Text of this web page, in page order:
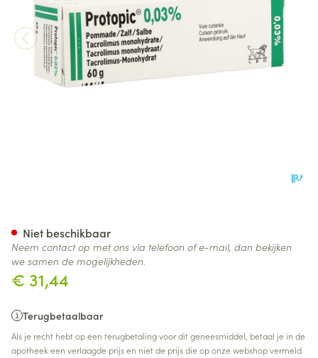
€ 31,44
Terugbetaalbaar
Als je recht hebt op een terugbetaling voor dit geneesmiddel, betaal je in de
apotheek een verlaagde prijs en niet de prijs die op onze webshop vermeld
Niet beschikbaar
Neem contact op met ons via telefoon of e-mail, dan bekijken
we samen de mogelijkheden.